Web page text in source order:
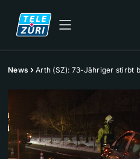
News Arth (SZ): 73-Jähriger stirbt